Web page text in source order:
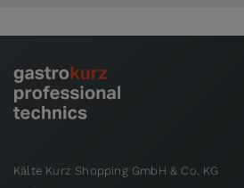
Kälte Kurz Shopping GmbH & Co. KG